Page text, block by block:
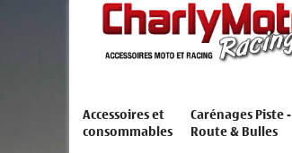
Accessoires et
consommables
Carénages Piste -
Route & Bulles